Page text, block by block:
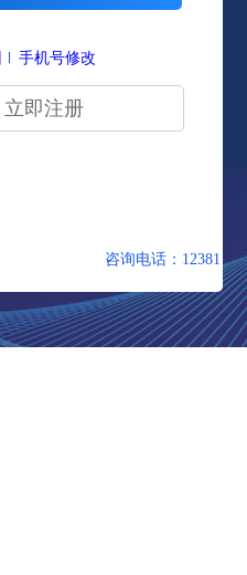
手机号修改
即注册
咨询电话：12381